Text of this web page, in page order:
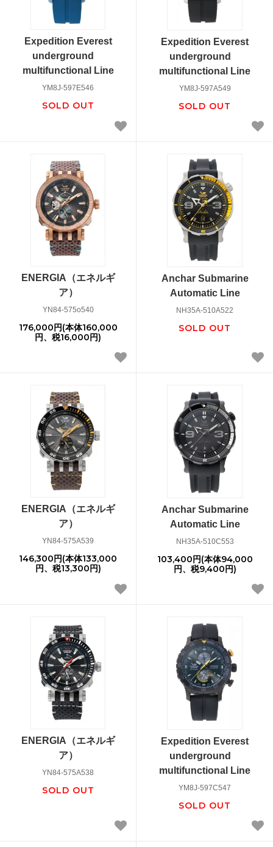
Expedition Everest
underground
multifunctional Line
YM8J-597E546
SOLD OUT
Expedition Everest
underground
multifunctional Line
YM8J-597A549
SOLD OUT
ENERGIA（エネルギ
ア）
YN84-575o540
176,000円(本体160,000
円、税16,000円)
Anchar Submarine
Automatic Line
NH35A-510A522
SOLD OUT
ENERGIA（エネルギ
ア）
YN84-575A539
146,300円(本体133,000
円、税13,300円)
Anchar Submarine
Automatic Line
NH35A-510C553
103,400円(本体94,000
円、税9,400円)
ENERGIA（エネルギ
ア）
YN84-575A538
SOLD OUT
Expedition Everest
underground
multifunctional Line
YM8J-597C547
SOLD OUT